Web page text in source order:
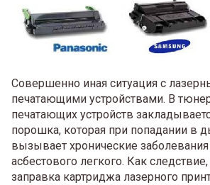
Совершенно иная ситуация с
печатающими устройствами. В
печатающих устройств
порошка, которая при попадании в
вызывает хронические заболевания
асбестового легкого. Как
заправка картриджа лазерного